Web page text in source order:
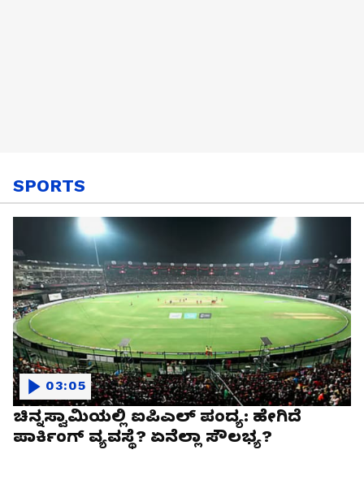
SPORTS
ಚಿನ್ನಸ್ವಾಮಿಯಲ್ಲಿ ಐಪಿಎಲ್‌ ಪಂದ್ಯ: ಹೇಗಿದೆ
ಪಾರ್ಕಿಂಗ್ ವ್ಯವಸ್ಥೆ? ಏನೆಲ್ಲಾ ಸೌಲಭ್ಯ?
03:05